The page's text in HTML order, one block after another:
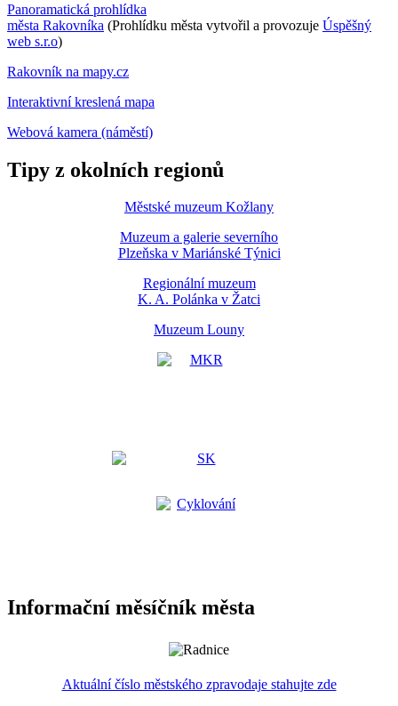
Panoramatická prohlídka
města Rakovníka (Prohlídku města vytvořil a provozuje Úspěšný
web s.r.o)
Rakovník na mapy.cz
Interaktivní kreslená mapa
Webová kamera (náměstí)
Tipy z okolních regionů
Městské muzeum Kožlany
Muzeum a galerie severního
Plzeňska v Mariánské Týnici
Regionální muzeum
K. A. Polánka v Žatci
Muzeum Louny
Informační měsíčník města
Aktuální číslo městského zpravodaje stahujte zde